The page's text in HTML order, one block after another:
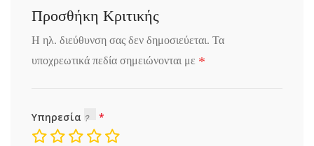
Προσθήκη Κριτικής
Η ηλ. διεύθυνση σας δεν δημοσιεύεται. Τα
υποχρεωτικά πεδία σημειώνονται με *
Υπηρεσία